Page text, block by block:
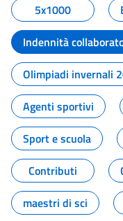
5x1000
Indennità
Olimpiadi invernali
Agenti sportivi
Sport e scuola
Contributi
maestri di sci